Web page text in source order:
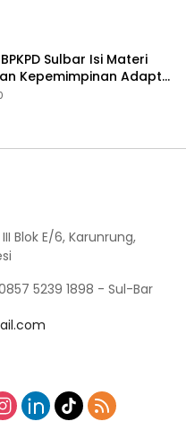
Sulbar Isi Materi
Kepemimpinan Adaptif
Blok E/6, Karunrung,
5239 1898 - Sul-Bar